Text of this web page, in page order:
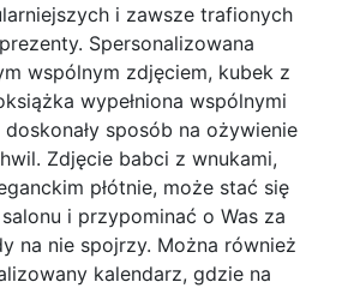
i zawsze trafionych
Spersonalizowana
wspólnym zdjęciem, kubek z
wypełniona wspólnymi
sposób na ożywienie
Zdjęcie babci z wnukami,
płótnie, może stać się
i przypominać o Was za
na nie spojrzy. Można również
kalendarz, gdzie na